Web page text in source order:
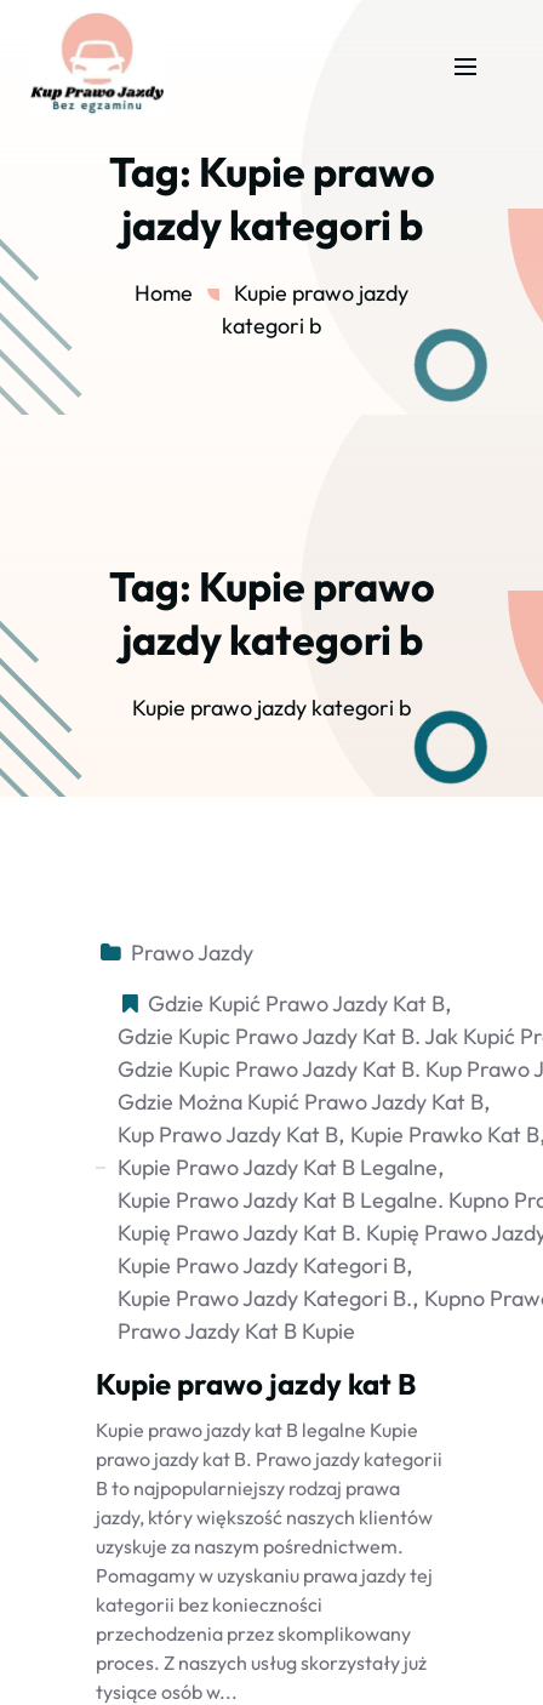
Tag: Kupie prawo
jazdy kategori b
Home
Kupie prawo jazdy
kategori b
Tag: Kupie prawo
jazdy kategori b
Kupie prawo jazdy kategori b
Prawo Jazdy
Gdzie Kupić Prawo Jazdy Kat B
Gdzie Kupic Prawo Jazdy Kat B. Jak Kupić
Gdzie Kupic Prawo Jazdy Kat B. Kup Prawo
Gdzie Można Kupić Prawo Jazdy Kat B
Kup Prawo Jazdy Kat B Kupie Prawko Kat B
Kupie Prawo Jazdy Kat B Legalne
Kupie Prawo Jazdy Kat B Legalne. Kupno
Kupię Prawo Jazdy Kat B. Kupię Prawo
Kupie Prawo Jazdy Kategori B
Kupie Prawo Jazdy Kategori B. Kupno
Prawo Jazdy Kat B Kupie
Kupie prawo jazdy kat B
Kupie prawo jazdy kat B legalne Kupie
prawo jazdy kat B. Prawo jazdy kategorii
B to najpopularniejszy rodzaj prawa
jazdy, który większość naszych klientów
uzyskuje za naszym pośrednictwem.
Pomagamy w uzyskaniu prawa jazdy tej
kategorii bez konieczności
przechodzenia przez skomplikowany
proces. Z naszych usług skorzystały już
tysiące osób w...